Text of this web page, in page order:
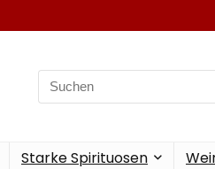
Search
for:
Starke Spirituosen